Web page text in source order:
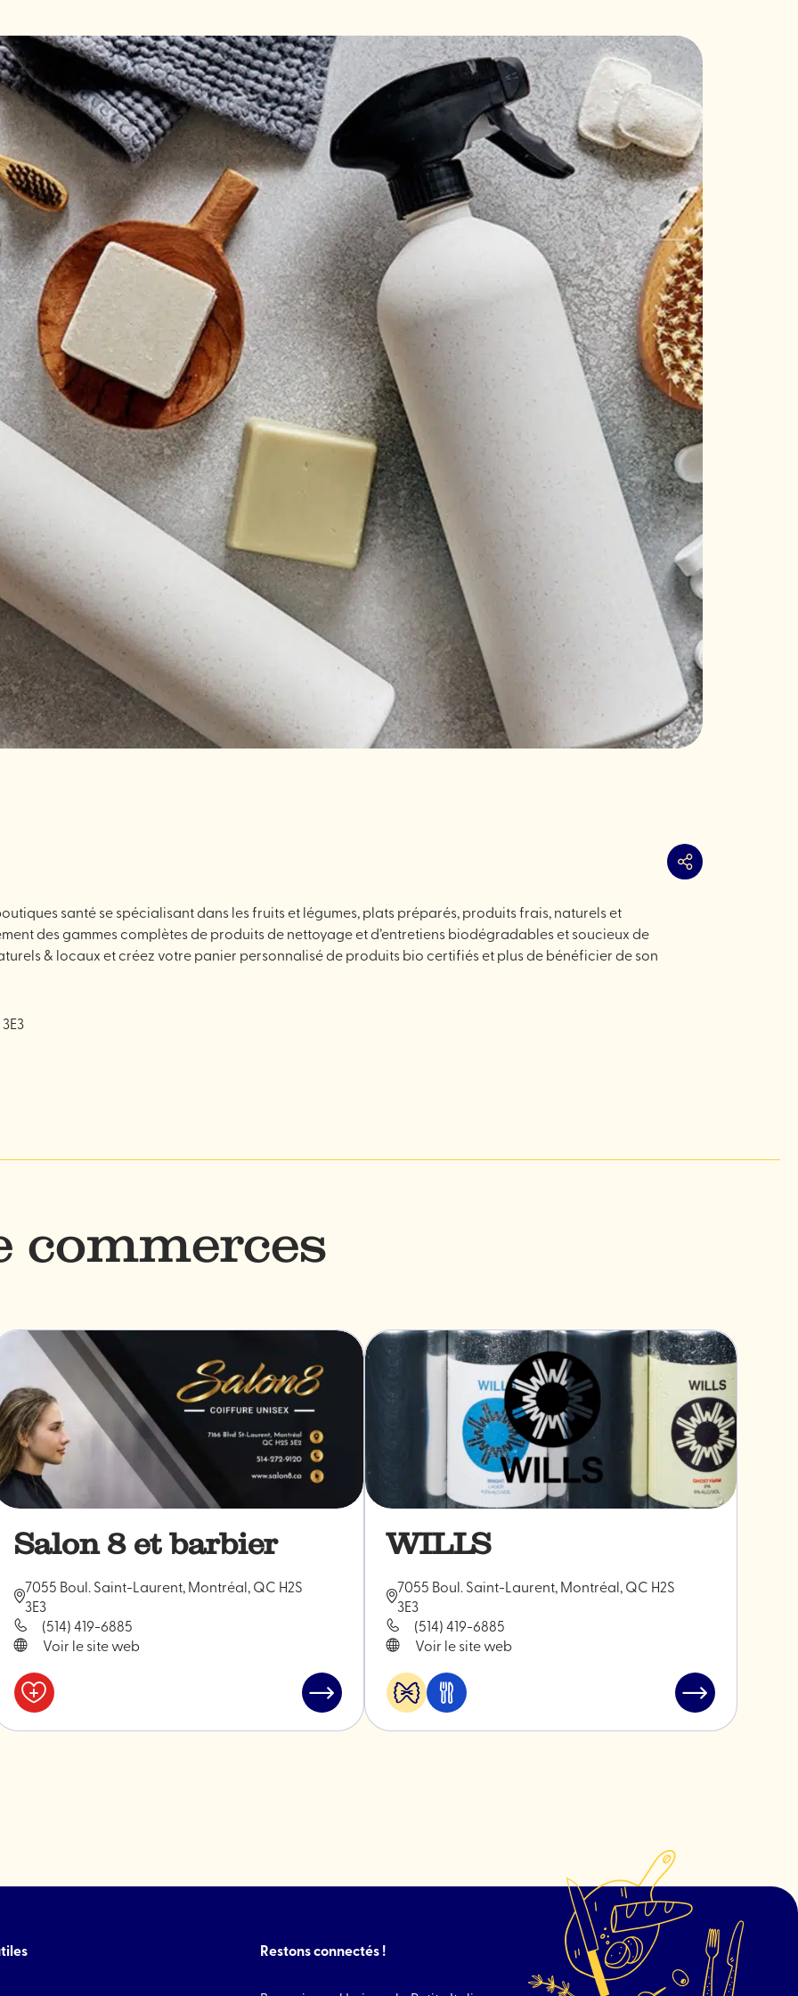
Partager
santé se spécialisant dans les fruits et légumes, plats préparés, produits frais, naturels et
des gammes complètes de produits de nettoyage et d’entretiens biodégradables et soucieux de
& locaux et créez votre panier personnalisé de produits bio certifiés et plus de bénéficier de son
commerces
Salon 8 et barbier
7055 Boul. Saint-Laurent, Montréal, QC H2S
3E3
(514) 419-6885
Voir le site web
Santé
Lire
l'article
WILLS
7055 Boul. Saint-Laurent, Montréal, QC H2S
3E3
(514) 419-6885
Voir le site web
Alimentation
Manger
Lire
l'article
Restons connectés !